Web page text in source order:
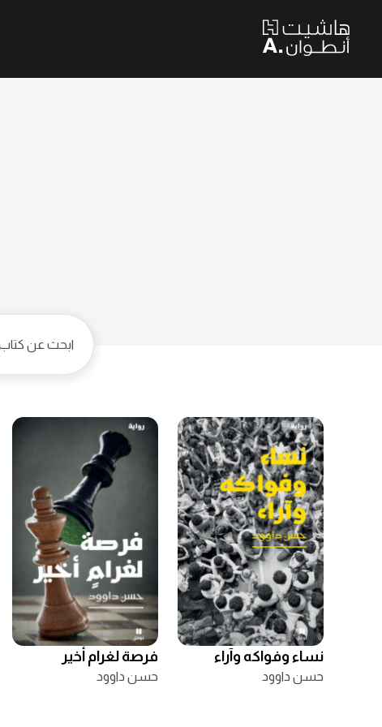
نساء وفواكه وآراء
حسن داوود
فرصة لغرام أخير
حسن داوود